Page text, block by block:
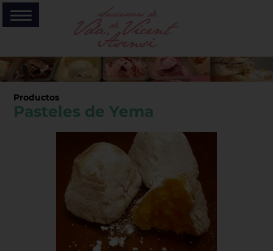
Productos
Pasteles de Yema